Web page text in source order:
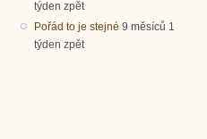
týden zpět
Pořád to je stejné 9 měsíců 1
týden zpět